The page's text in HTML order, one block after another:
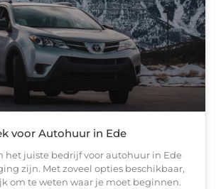
voor Autohuur in Ede
het juiste bedrijf voor autohuur in Ede
zijn. Met zoveel opties beschikbaar,
om te weten waar je moet beginnen.